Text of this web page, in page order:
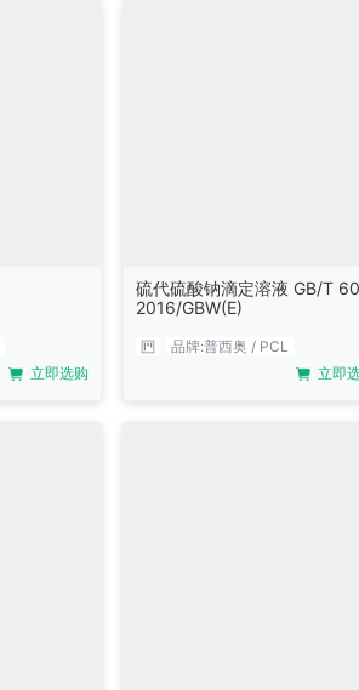
立即选购
硫代硫酸钠滴定溶液 GB/T
2016/GBW(E)
品牌:普西奥 / PCL
立即